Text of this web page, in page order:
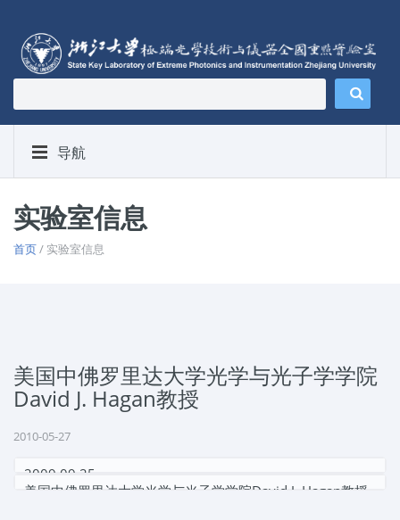
导航
实验室信息
首页/ 实验室信息
美国中佛罗里达大学光学与光子学学院
David J. Hagan教授
2010-05-27
2009.09.25
美国中佛罗里达大学光学与光子学学院David J. Hagan教授